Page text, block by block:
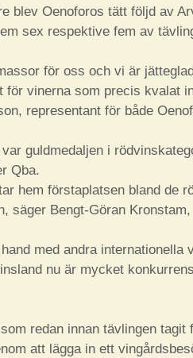
blev Oenoforos tätt följd av
sex respektive fem av
för oss och vi är
för vinerna som precis kvalat
representant för både
guldmedaljen i
Qba.
hem förstaplatsen bland de
säger Bengt-Göran
med andra internationella
nu är mycket
redan innan tävlingen tagit
att lägga in ett